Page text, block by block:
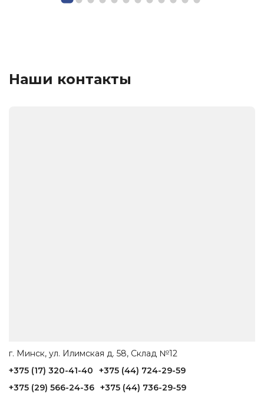
Наши контакты
г. Минск, ул. Илимская д. 58, Склад №12
+375 (17) 320-41-40
+375 (44) 724-29-59
+375 (29) 566-24-36 +375 (44) 736-29-59